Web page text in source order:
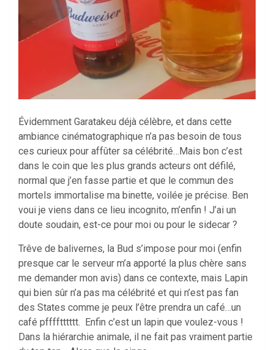
Évidemment Garatakeu déjà célèbre, et dans cette
ambiance cinématographique n’a pas besoin de tous
ces curieux pour affûter sa célébrité…Mais bon c’est
dans le coin que les plus grands acteurs ont défilé,
normal que j’en fasse partie et que le commun des
mortels immortalise ma binette, voilée je précise. Ben
voui je viens dans ce lieu incognito, m’enfin ! J’ai un
doute soudain, est-ce pour moi ou pour le sidecar ?
Trêve de balivernes, la Bud s’impose pour moi (enfin
presque car le serveur m’a apporté la plus chère sans
me demander mon avis) dans ce contexte, mais Lapin
qui bien sûr n’a pas ma célébrité et qui n’est pas fan
des States comme je peux l’être prendra un café…un
café pfffftttttt. Enfin c’est un lapin que voulez-vous !
Dans la hiérarchie animale, il ne fait pas vraiment partie